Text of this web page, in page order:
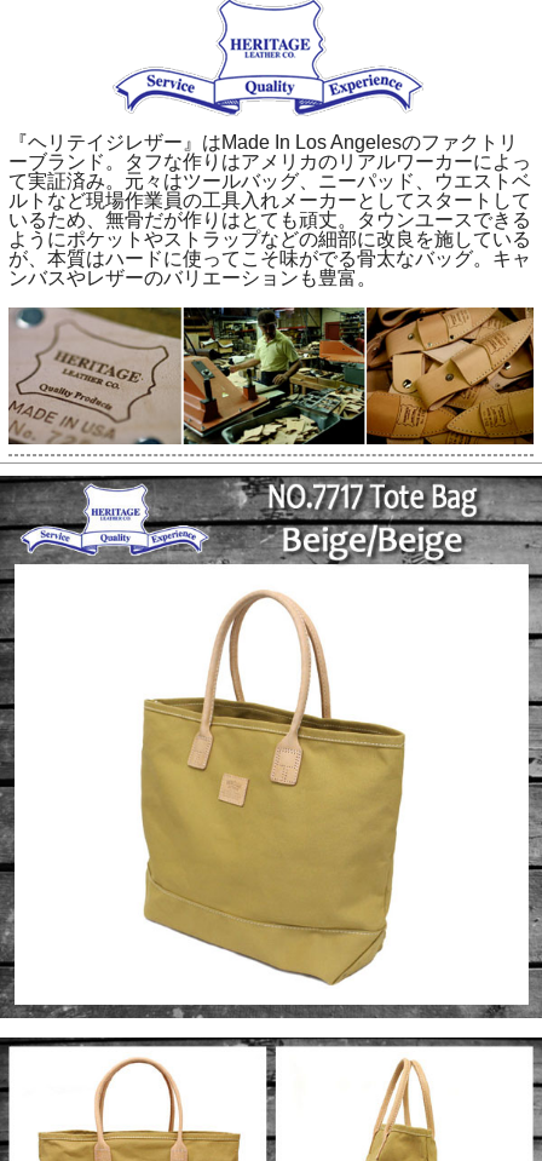
『ヘリテイジレザー』はMade In Los Angelesのファクトリ
ーブランド。タフな作りはアメリカのリアルワーカーによっ
て実証済み。元々はツールバッグ、ニーパッド、ウエストベ
ルトなど現場作業員の工具入れメーカーとしてスタートして
いるため、無骨だが作りはとても頑丈。タウンユースできる
ようにポケットやストラップなどの細部に改良を施している
が、本質はハードに使ってこそ味がでる骨太なバッグ。キャ
ンバスやレザーのバリエーションも豊富。